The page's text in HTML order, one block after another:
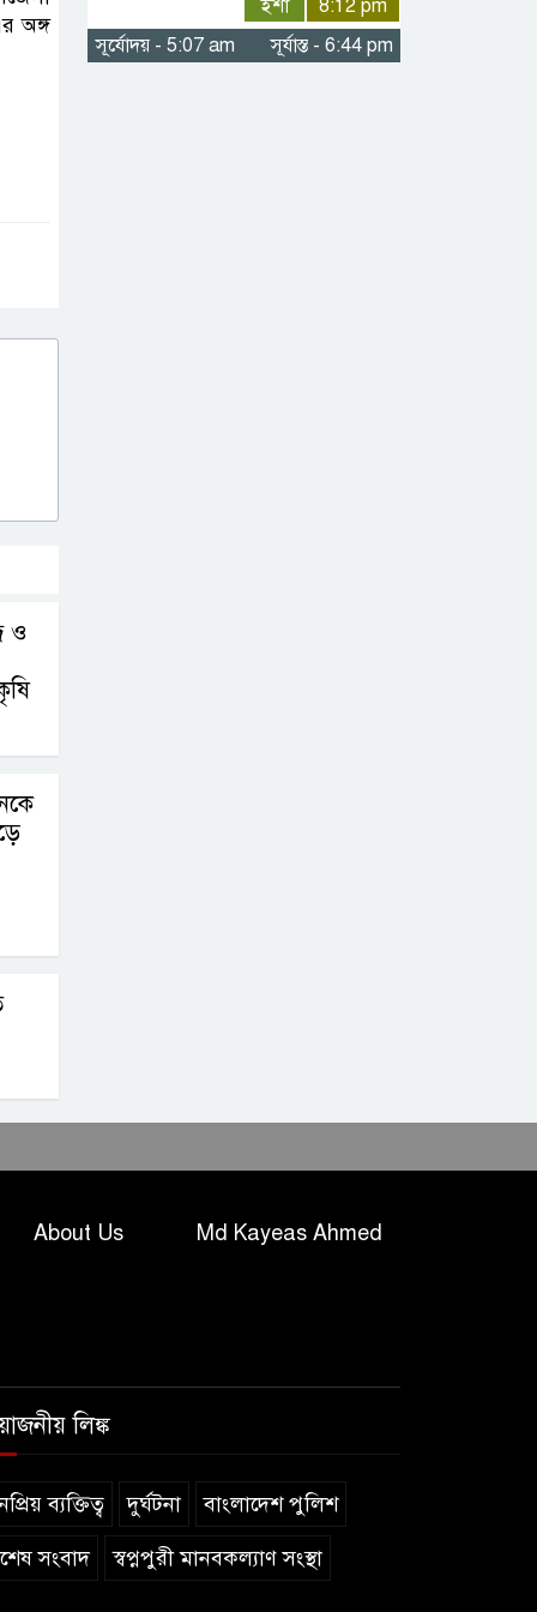
অঙ্গ
ও
বড়খাপন
ইউনিয়নকে মডেল
ইশা
8:12 pm
সূর্যোদয় - 5:07 am
সূর্যাস্ত - 6:44 pm
About Us Md Kayeas Ahmed
লিঙ্ক
ব্যক্তিত্ব দুর্ঘটনা বাংলাদেশ পুলিশ
সংবাদ স্বপ্নপুরী মানবকল্যাণ সংস্থা